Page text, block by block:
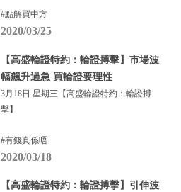
#點解買中方
2020/03/25
【高盛輪證特約：輪證搏擊】市場波
幅飆升過急 買輪證要理性
3月18日 星期三【高盛輪證特約：輪證搏
擊】
#有錢真係唔
2020/03/18
【高盛輪證特約：輪證搏擊】引伸波